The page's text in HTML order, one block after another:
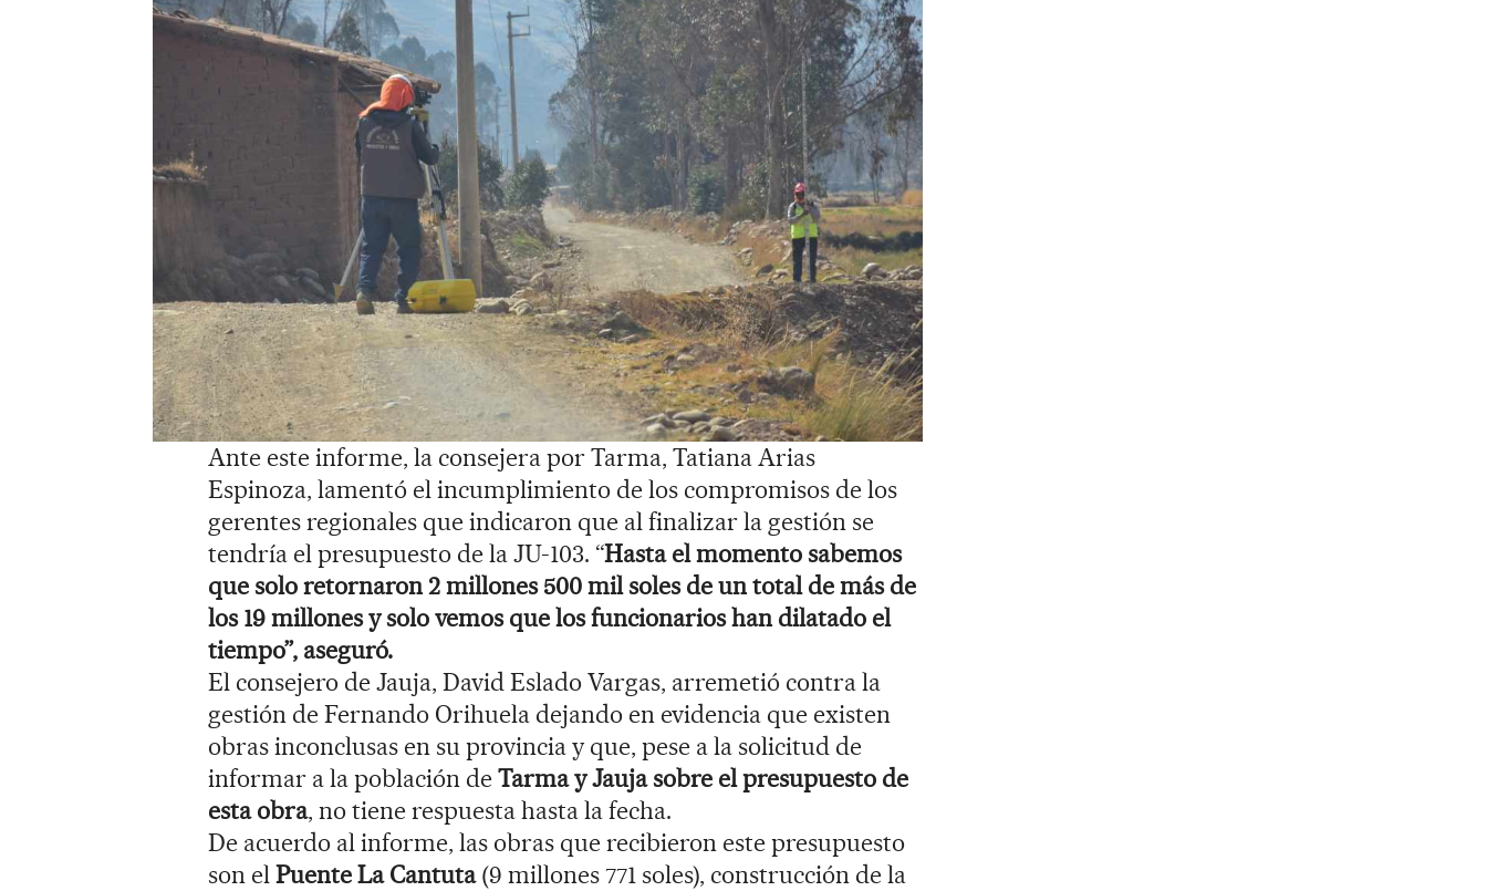
Ante este informe, la consejera por Tarma, Tatiana Arias
Espinoza, lamentó el incumplimiento de los compromisos de los
gerentes regionales que indicaron que al finalizar la gestión se
tendría el presupuesto de la JU-103. “Hasta el momento sabemos
que solo retornaron 2 millones 500 mil soles de un total de más de
los 19 millones y solo vemos que los funcionarios han dilatado el
tiempo”, aseguró.
El consejero de Jauja, David Eslado Vargas, arremetió contra la
gestión de Fernando Orihuela dejando en evidencia que existen
obras inconclusas en su provincia y que, pese a la solicitud de
informar a la población deTarma y Jauja sobre el presupuesto de
esta obra, no tiene respuesta hasta la fecha.
De acuerdo al informe, las obras que recibieron este presupuesto
son el Puente La Cantuta(9 millones 771 soles), construcción de la